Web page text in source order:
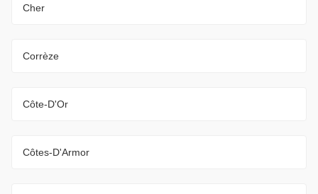
Cher
Corrèze
Côte-D'Or
Côtes-D'Armor